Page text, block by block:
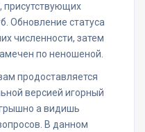
присутствующих
Обновление статуса
численности, затем
по неношеной.
продоставляется
версией игорный
а видишь
В данном